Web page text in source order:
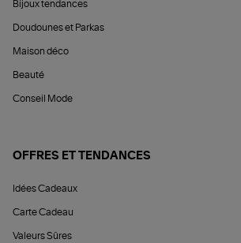
Bijoux tendances
Doudounes et Parkas
Maison déco
Beauté
Conseil Mode
OFFRES ET TENDANCES
Idées Cadeaux
Carte Cadeau
Valeurs Sûres